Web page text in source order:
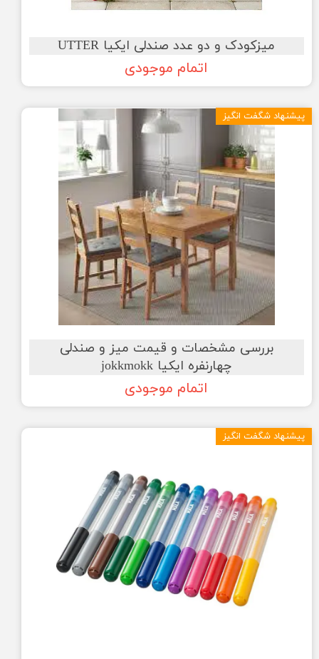
میزکودک و دو عدد صندلی ایکیا UTTER
اتمام موجودی
بررسی مشخصات و قیمت میز و صندلی
چهارنفره ایکیا jokkmokk
اتمام موجودی
پیشنهاد شگفت انگیز
پیشنهاد شگفت انگیز